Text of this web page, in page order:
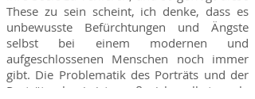
auf Leinwand - Porträtmalerei, Auftragsmalerei, Düsseldorf
These zu sein scheint, ich denke, dass es
unbewusste Befürchtungen und Ängste
selbst bei einem modernen und
aufgeschlossenen Menschen noch immer
gibt. Die Problematik des Porträts und der
Porträtmalerei ist groß, ich selbst male